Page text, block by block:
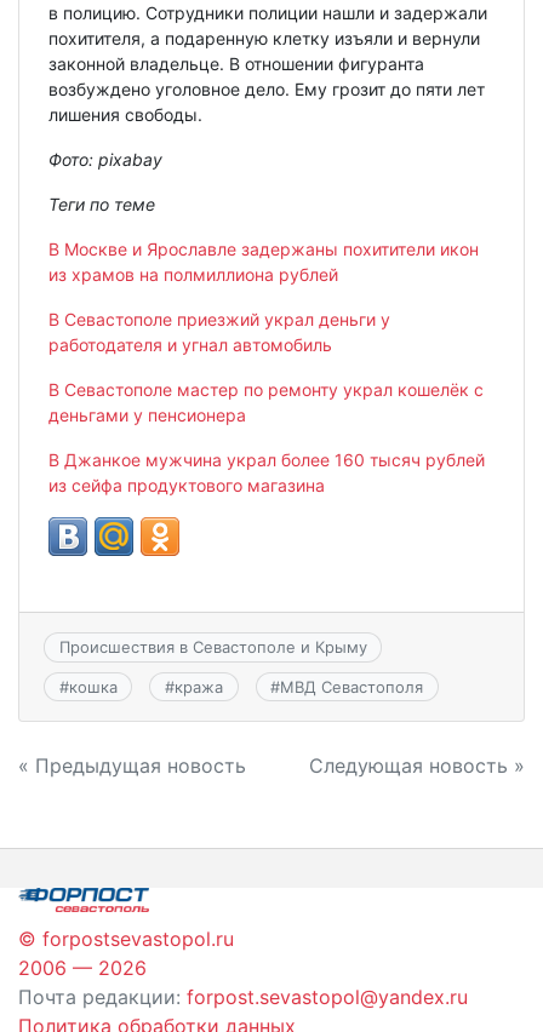
в полицию. Сотрудники полиции нашли и задержали
похитителя, а подаренную клетку изъяли и вернули
законной владельце. В отношении фигуранта
возбуждено уголовное дело. Ему грозит до пяти лет
лишения свободы.
Фото: pixabay
Теги по теме
В Москве и Ярославле задержаны похитители икон
из храмов на полмиллиона рублей
В Севастополе приезжий украл деньги у
работодателя и угнал автомобиль
В Севастополе мастер по ремонту украл кошелёк с
деньгами у пенсионера
В Джанкое мужчина украл более 160 тысяч рублей
из сейфа продуктового магазина
Происшествия в Севастополе и Крыму
#кошка #кража #МВД Севастополя
Навигация
записям
« Предыдущая новость Следующая новость »
© forpostsevastopol.ru
2006 — 2026
Почта редакции: forpost.sevastopol@yandex.ru
Политика обработки данных